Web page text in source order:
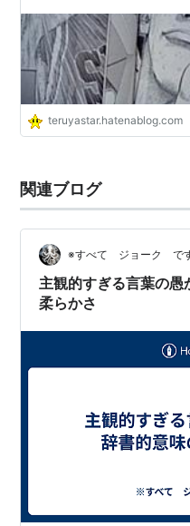
「意味」というのは実
的な範疇・個体として
とがらとして捉えられ
意味のモデル部会（根
なぜ意味なのか？
なるのが「意味」
的なものとするに
日ごろ「意味」と
言葉とを関わり深
は事実である。そ
なければならない
teruyastar.hatenablog.com
関連ブログ
※すべて ジョーク で
主観的すぎる言葉の
柔らかさ